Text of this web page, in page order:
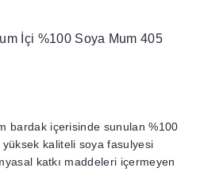
İçi %100 Soya Mum 405
bardak içerisinde sunulan %100
kaliteli soya fasulyesi
katkı maddeleri içermeyen